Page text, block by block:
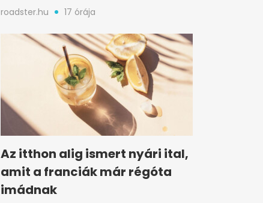
roadster.hu 17 órája
Az itthon alig ismert nyári ital,
amit a franciák már régóta
imádnak